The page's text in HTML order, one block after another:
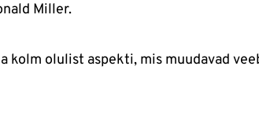
Miller.
kolm olulist aspekti, mis muudavad